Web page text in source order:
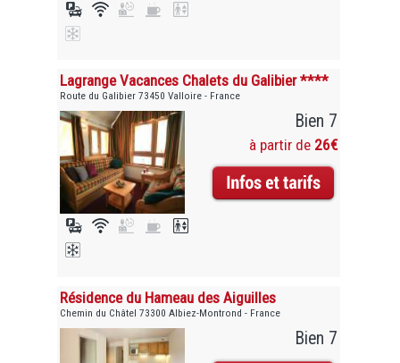
Lagrange Vacances Chalets du Galibier ****
Route du Galibier 73450 Valloire - France
Bien 7
à partir de 26€
Résidence du Hameau des Aiguilles
Chemin du Châtel 73300 Albiez-Montrond - France
Bien 7